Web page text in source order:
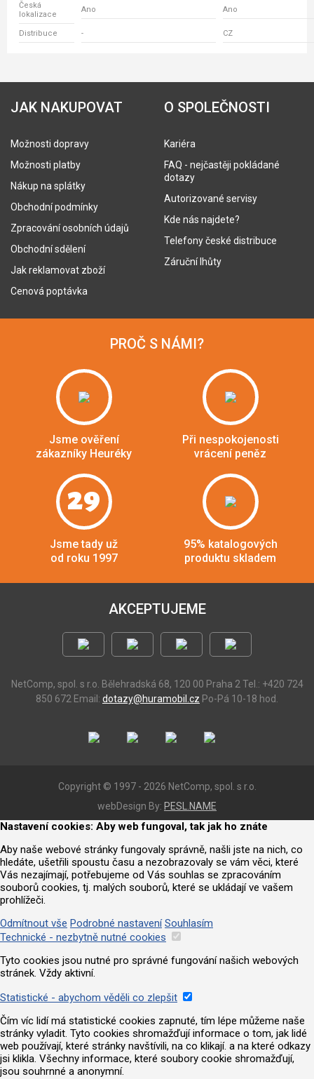
Česká
lokalizace
Ano Ano
Distribuce - CZ
JAK NAKUPOVAT
Možnosti dopravy
Možnosti platby
Nákup na splátky
Obchodní podmínky
Zpracování osobních údajů
Obchodní sdělení
Jak reklamovat zboží
Cenová poptávka
O SPOLEČNOSTI
Kariéra
FAQ - nejčastěji pokládané
dotazy
Autorizované servisy
Kde nás najdete?
Telefony české distribuce
Záruční lhůty
PROČ S NÁMI?
Jsme ověření
zákazníky Heuréky
Při nespokojenosti
vrácení peněz
29
Jsme tady už
od roku 1997
95% katalogových
produktu skladem
AKCEPTUJEME
NetComp, spol. s r.o. Bělehradská 68, 120 00 Praha 2 Tel.: +420 724
850 672 Email: dotazy@huramobil.cz Po-Pá 10-18 hod.
Copyright © 1997 - 2026 NetComp, spol. s r.o.
webDesign By: PESL.NAME
Nastavení cookies: Aby web fungoval, tak jak ho znáte
Aby naše webové stránky fungovaly správně, našli jste na nich, co
hledáte, ušetřili spoustu času a nezobrazovaly se vám věci, které
Vás nezajímají, potřebujeme od Vás souhlas se zpracováním
souborů cookies, tj. malých souborů, které se ukládají ve vašem
prohlížeči.
Odmítnout vše Podrobné nastavení Souhlasím
Technické - nezbytně nutné cookies
Tyto cookies jsou nutné pro správné fungování našich webových
stránek. Vždy aktivní.
Statistické - abychom věděli co zlepšit
Čím víc lidí má statistické cookies zapnuté, tím lépe můžeme naše
stránky vyladit. Tyto cookies shromažďují informace o tom, jak lidé
web používají, které stránky navštívili, na co klikají. a na které odkazy
jsi klikla. Všechny informace, které soubory cookie shromažďují,
jsou souhrnné a anonymní.